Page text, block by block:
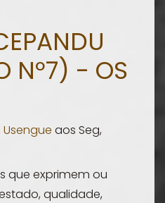
Nº7) - OS
Usengue aos Seg,
que exprimem ou
qualidade,